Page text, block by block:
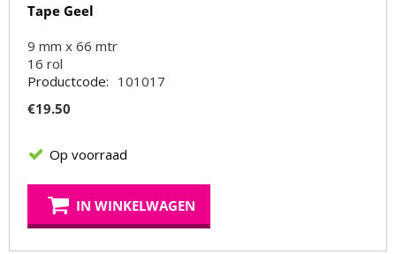
Tape Geel
9 mm x 66 mtr
16 rol
Productcode: 101017
€19.50
Op voorraad
IN WINKELWAGEN